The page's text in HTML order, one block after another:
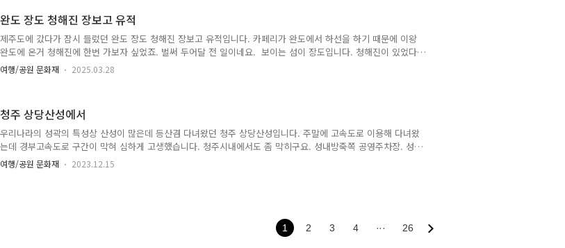
시대나 선사시대 유물이 나올만한 곳에서 볼 수 있는데 양민..
완도 장도 청해진 장보고 유적
제주도에 갔다가 잠시 들렀던 완도 장도 청해진 장보고 유적입니다. 카페리가 완도에서 하선을 하기 때문에 이왕
완도에 온거 청해진에 한번 가보자 싶었죠. 벌써 두어달 전 일이네요. 보이는 섬이 장도입니다. 청해진이 있었다
는 섬이죠. 완도 옆에 바로 붙어있는 아마 썰물때는 그냥 건널수 있을 지도 모르겠네요. 장도 잎구에서 대충 주차
하고 장도로 넘어갑니다. 주차 할 곳은 넓지는 않으나 근처 잘 찾아보면 그럭저럭 주차 할 수는 있어요. 물빠진 장
눈에 잘 안 띄어서 큰 감흥은 없습니..
여행/공원 문화재 2025.03.28
청주 상당산성에서
우리나라의 성곽의 특성상 산성이 많은데 등산겸 다녀왔던 청주 상당산성입니다. 주말에 고속도로 이용해 다녀왔
는데 경부고속도로 구간이 막혀 심하게 고생했습니다. 청주시내에서도 좀 막히구요. 성내방죽쪽 공영주차장. 성당
산성에 여럿 공영주차장이 있는데 주말이어서인지 대부분 만차여서 주차에 고생좀 했습니다. 힘들게 왔는데 본격
적으로 성돌이 시작... 반시계 방향으로 돌았습니다. 산성 주변길은 잘 정돈이 되어있었습니다. 주변 경치도 좋았
여행/공원 문화재 2023.12.15
1 2 3 4 ··· 26